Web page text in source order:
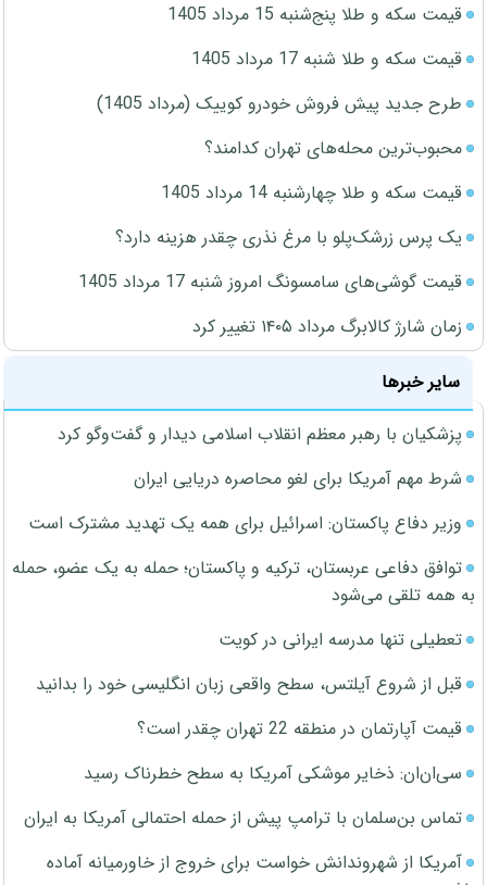
قیمت سکه و طلا پنج‌شنبه 15 مرداد 1405
قیمت سکه و طلا شنبه 17 مرداد 1405
طرح جدید پیش فروش خودرو کوییک (مرداد 1405)
محبوب‌ترین محله‌های تهران کدامند؟
قیمت سکه و طلا چهارشنبه 14 مرداد 1405
یک پرس زرشک‌پلو با مرغ نذری چقدر هزینه دارد؟
قیمت گوشی‌های سامسونگ امروز شنبه 17 مرداد 1405
زمان شارژ کالابرگ مرداد ۱۴۰۵ تغییر کرد
سایر خبرها
پزشکیان با رهبر معظم انقلاب اسلامی دیدار و گفت‌وگو کرد
شرط مهم آمریکا برای لغو محاصره دریایی ایران
وزیر دفاع پاکستان: اسرائیل برای همه یک تهدید مشترک است
توافق دفاعی عربستان، ترکیه و پاکستان؛ حمله به یک عضو، حمله
به همه تلقی می‌شود
تعطیلی تنها مدرسه ایرانی در کویت
قبل از شروع آیلتس، سطح واقعی زبان انگلیسی خود را بدانید
قیمت آپارتمان در منطقه 22 تهران چقدر است؟
سی‌ان‌ان: ذخایر موشکی آمریکا به سطح خطرناک رسید
تماس بن‌سلمان با ترامپ پیش از حمله احتمالی آمریکا به ایران
آمریکا از شهروندانش خواست برای خروج از خاورمیانه آماده